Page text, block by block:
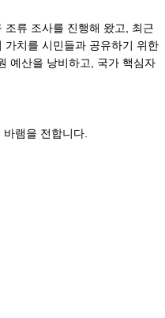
류 조사를 진행해 왔고, 최근
치를 시민들과 공유하기 위한
예산을 낭비하고, 국가 핵심자
램을 전합니다.